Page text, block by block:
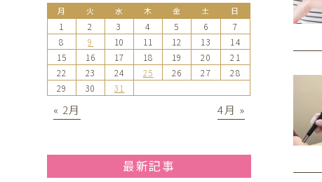
月 火 水 木 金 土 日
1 2 3 4 5 6
7
8
9 10 11 12 13
14
15
16 17 18 19 20
21
22
23 24 25 26 27
28
29
30 31
« 2月 4月 »
最新記事